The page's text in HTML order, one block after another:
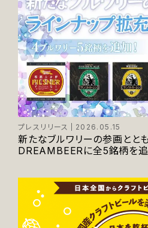
プレスリリース 2026.05.15
新たなブルワリーの参画とと
DREAMBEERに全5銘柄を追